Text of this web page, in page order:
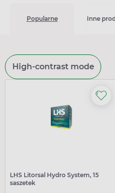
Popularne Inne
High-contrast mode
LHS Litorsal Hydro System, 15
saszetek